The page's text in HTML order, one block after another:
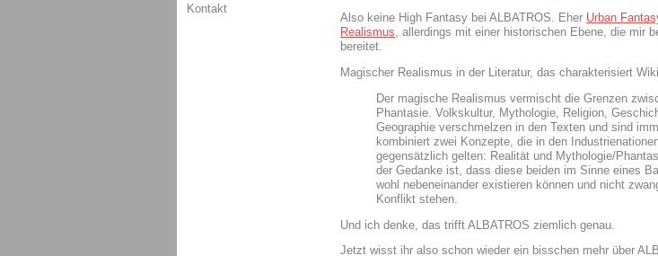
Also keine High Fantasy bei ALBATROS. Eher Urban
Realismus, allerdings mit einer historischen Ebene, die mir
bereitet.
Magischer Realismus in der Literatur, das charakterisiert
Der magische Realismus vermischt die Grenzen
Phantasie. Volkskultur, Mythologie, Religion,
Geographie verschmelzen in den Texten und sind
kombiniert zwei Konzepte, die in den
gegensätzlich gelten: Realität und Mythologie/
der Gedanke ist, dass diese beiden im Sinne eines
wohl nebeneinander existieren können und nicht
Konflikt stehen.
Und ich denke, das trifft ALBATROS ziemlich genau.
Jetzt wisst ihr also schon wieder ein bisschen mehr über
Kontakt